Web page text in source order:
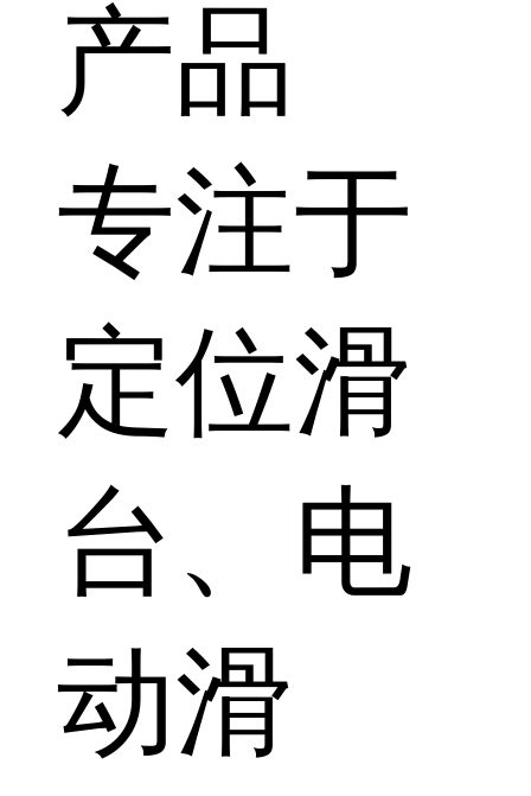
产品
专注于
定位滑
台、电
动滑